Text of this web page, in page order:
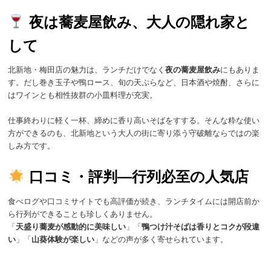
夜は蕎麦屋飲み、大人の隠れ家と
して
北新地・梅田店の魅力は、ランチだけでなく夜の蕎麦屋飲みにもありま
す。だし巻き玉子や鴨ロース、旬の天ぷらなど、日本酒や焼酎、さらに
はワインとも相性抜群の小皿料理が充実。
仕事終わりに軽く一杯、締めに香り高いそばをすする。そんな粋な使い
方ができるのも、北新地という大人の街に寄り添う守破離ならではの楽
しみ方です。
口コミ・評判―行列必至の人気店
食べログや口コミサイトでも高評価が続き、ランチタイムには開店前か
ら行列ができることも珍しくありません。
「天盛り蕎麦が感動的に美味しい 」「鴨つけ汁そばは香りとコクが段違
い 」「山葵体験が楽しい 」などの声が多く寄せられています。